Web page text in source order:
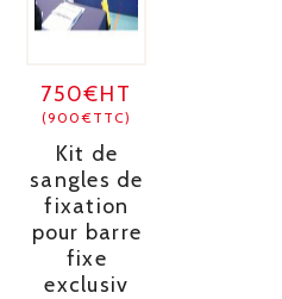
750€HT
(900€TTC)
Kit de
sangles de
fixation
pour barre
fixe
exclusiv